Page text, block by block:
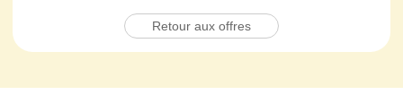
Retour aux offres